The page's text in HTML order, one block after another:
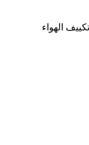
الهواء